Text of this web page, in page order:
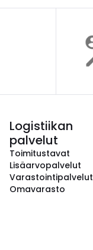
Logistiikan
palvelut
Toimitustavat
Lisäarvopalvelut
Varastointipalvelut
Omavarasto